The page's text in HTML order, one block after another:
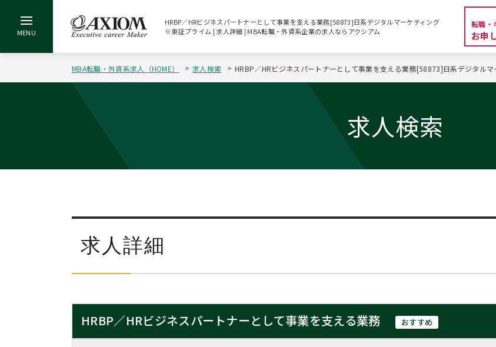
HRBP／HRビジネスパートナーとして事業を支える業務[58873]日系デジタルマーケティング
※東証プライム | 求人詳細 | MBA転職・外資系企業の求人ならアクシアム
転職・
お申
MBA転職・外資系求人（HOME） 求人検索 HRBP／HRビジネスパートナーとして事業を支える業務[58873]日系デジタル
求人検索
求人詳細
HRBP／HRビジネスパートナーとして事業を支える業務 おすすめ